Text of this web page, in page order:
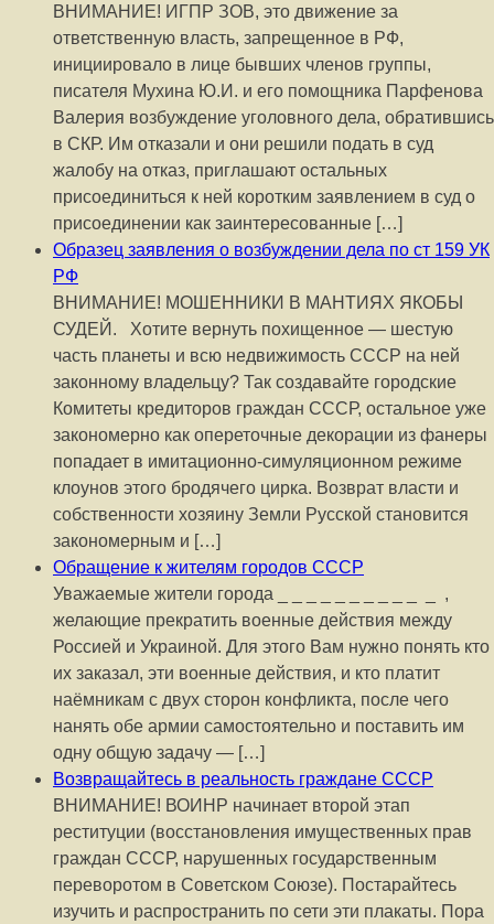
ВНИМАНИЕ! ИГПР ЗОВ, это движение за
ответственную власть, запрещенное в РФ,
инициировало в лице бывших членов группы,
писателя Мухина Ю.И. и его помощника Парфенова
Валерия возбуждение уголовного дела, обратившись
в СКР. Им отказали и они решили подать в суд
жалобу на отказ, приглашают остальных
присоединиться к ней коротким заявлением в суд о
присоединении как заинтересованные […]
Образец заявления о возбуждении дела по ст 159 УК
РФ
ВНИМАНИЕ! МОШЕННИКИ В МАНТИЯХ ЯКОБЫ
СУДЕЙ. Хотите вернуть похищенное — шестую
часть планеты и всю недвижимость СССР на ней
законному владельцу? Так создавайте городские
Комитеты кредиторов граждан СССР, остальное уже
закономерно как опереточные декорации из фанеры
попадает в имитационно-симуляционном режиме
клоунов этого бродячего цирка. Возврат власти и
собственности хозяину Земли Русской становится
закономерным и […]
Обращение к жителям городов СССР
Уважаемые жители города _ _ _ _ _ _ _ _ _ _ _ ,
желающие прекратить военные действия между
Россией и Украиной. Для этого Вам нужно понять кто
их заказал, эти военные действия, и кто платит
наёмникам с двух сторон конфликта, после чего
нанять обе армии самостоятельно и поставить им
одну общую задачу — […]
Возвращайтесь в реальность граждане СССР
ВНИМАНИЕ! ВОИНР начинает второй этап
реституции (восстановления имущественных прав
граждан СССР, нарушенных государственным
переворотом в Советском Союзе). Постарайтесь
изучить и распространить по сети эти плакаты. Пора